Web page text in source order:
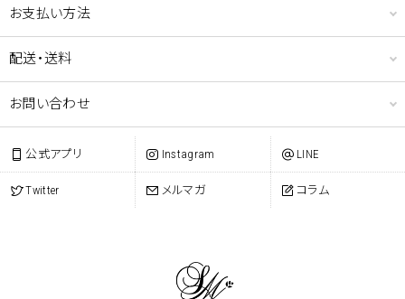
お支払い方法
配送・送料
お問い合わせ
公式アプリ Instagram LINE
Twitter メルマガ コラム